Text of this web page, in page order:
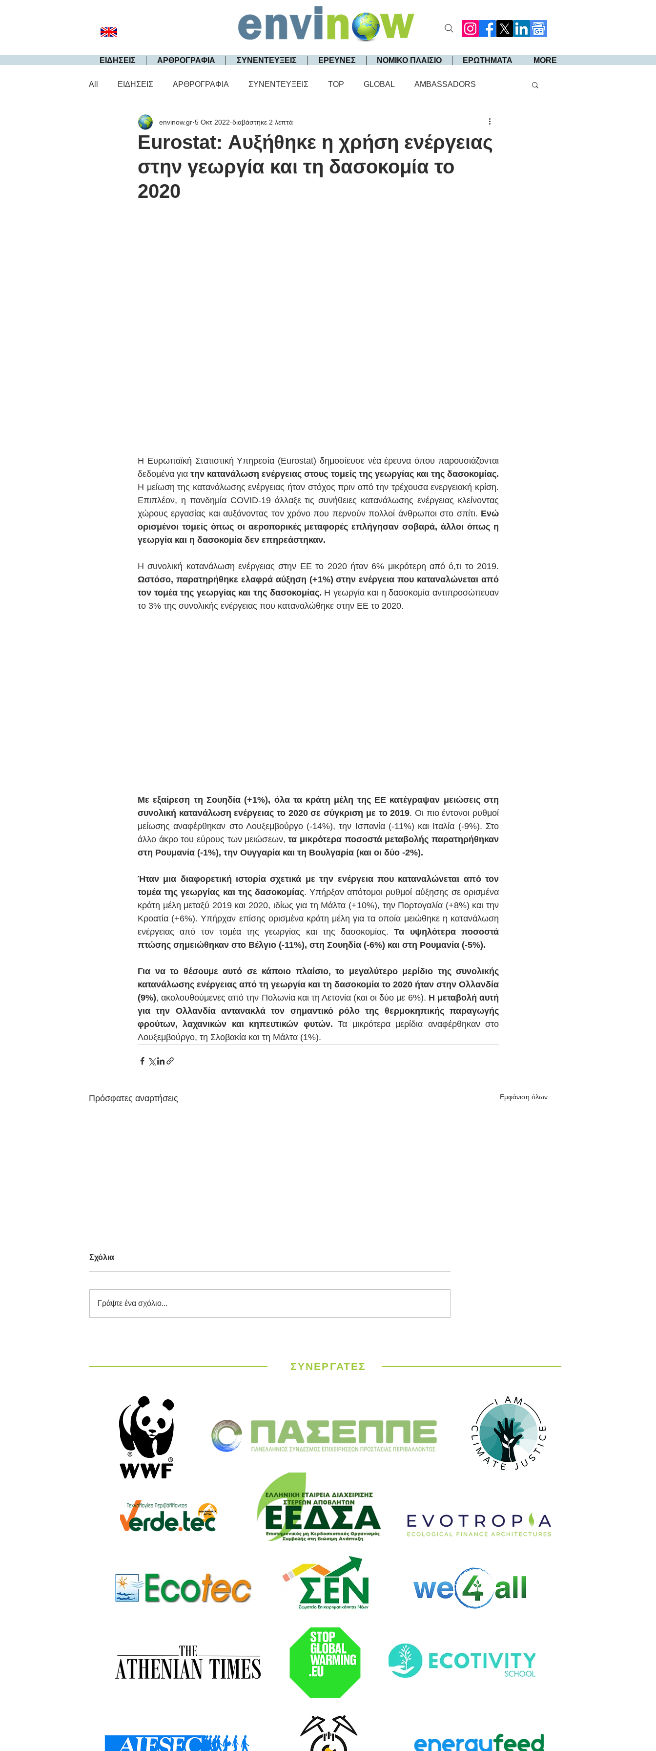
ΕΙΔΗΣΕΙΣ ΑΡΘΡΟΓΡΑΦΙΑ ΣΥΝΕΝΤΕΥΞΕΙΣ ΕΡΕΥΝΕΣ ΝΟΜΙΚΟ ΠΛΑΙΣΙΟ ΕΡΩΤΗΜΑΤΑ MORE
All ΕΙΔΗΣΕΙΣ ΑΡΘΡΟΓΡΑΦΙΑ ΣΥΝΕΝΤΕΥΞΕΙΣ TOP GLOBAL AMBASSADORS
Eurostat: Αυξήθηκε η χρήση ενέργειας
στην γεωργία και τη δασοκομία το
2020
envinow.gr 5 Οκτ 2022 διαβάστηκε 2 λεπτά
Η Ευρωπαϊκή Στατιστική Υπηρεσία (Eurostat) δημοσίευσε νέα έρευνα όπου παρουσιάζονται
δεδομένα για την κατανάλωση ενέργειας στους τομείς της γεωργίας και της δασοκομίας.
Η μείωση της κατανάλωσης ενέργειας ήταν στόχος πριν από την τρέχουσα ενεργειακή κρίση.
Επιπλέον, η πανδημία COVID-19 άλλαξε τις συνήθειες κατανάλωσης ενέργειας κλείνοντας
χώρους εργασίας και αυξάνοντας τον χρόνο που περνούν πολλοί άνθρωποι στο σπίτι. Ενώ
ορισμένοι τομείς όπως οι αεροπορικές μεταφορές επλήγησαν σοβαρά, άλλοι όπως η
γεωργία και η δασοκομία δεν επηρεάστηκαν.
Ωστόσο, παρατηρήθηκε ελαφρά αύξηση (+1%) στην ενέργεια που καταναλώνεται από
τον τομέα της γεωργίας και της δασοκομίας. Η γεωργία και η δασοκομία αντιπροσώπευαν
το 3% της συνολικής ενέργειας που καταναλώθηκε στην ΕΕ το 2020.
Με εξαίρεση τη Σουηδία (+1%), όλα τα κράτη μέλη της ΕΕ κατέγραψαν μειώσεις στη
συνολική κατανάλωση ενέργειας το 2020 σε σύγκριση με το 2019. Οι πιο έντονοι ρυθμοί
μείωσης αναφέρθηκαν στο Λουξεμβούργο (-14%), την Ισπανία (-11%) και Ιταλία (-9%). Στο
άλλο άκρο του εύρους των μειώσεων, τα μικρότερα ποσοστά μεταβολής παρατηρήθηκαν
στη Ρουμανία (-1%), την Ουγγαρία και τη Βουλγαρία (και οι δύο -2%).
Ήταν μια διαφορετική ιστορία σχετικά με την ενέργεια που καταναλώνεται από τον
τομέα της γεωργίας και της δασοκομίας. Υπήρξαν απότομοι ρυθμοί αύξησης σε ορισμένα
κράτη μέλη μεταξύ 2019 και 2020, ιδίως για τη Μάλτα (+10%), την Πορτογαλία (+8%) και την
Κροατία (+6%). Υπήρχαν επίσης ορισμένα κράτη μέλη για τα οποία μειώθηκε η κατανάλωση
ενέργειας από τον τομέα της γεωργίας και της δασοκομίας. Τα υψηλότερα ποσοστά
πτώσης σημειώθηκαν στο Βέλγιο (-11%), στη Σουηδία (-6%) και στη Ρουμανία (-5%).
Για να το θέσουμε αυτό σε κάποιο πλαίσιο, το μεγαλύτερο μερίδιο της συνολικής
κατανάλωσης ενέργειας από τη γεωργία και τη δασοκομία το 2020 ήταν στην Ολλανδία
(9%), ακολουθούμενες από την Πολωνία και τη Λετονία (και οι δύο με 6%). Η μεταβολή αυτή
για την Ολλανδία αντανακλά τον σημαντικό ρόλο της θερμοκηπικής παραγωγής
φρούτων, λαχανικών και κηπευτικών φυτών. Τα μικρότερα μερίδια αναφέρθηκαν στο
Λουξεμβούργο, τη Σλοβακία και τη Μάλτα (1%).
Πρόσφατες αναρτήσεις Εμφάνιση όλων
καύσωνας σαρώνει την
Ευρώπη
Σχόλια
Γράψτε ένα σχόλιο...
ΣΥΝΕΡΓΑΤΕΣ